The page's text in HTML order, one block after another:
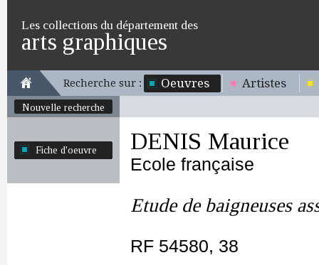
Les collections du département des
arts graphiques
Recherche sur : Oeuvres Artistes
Nouvelle recherche
Fiche d'oeuvre DENIS Maurice
Ecole française
Etude de baigneuses
RF 54580, 38